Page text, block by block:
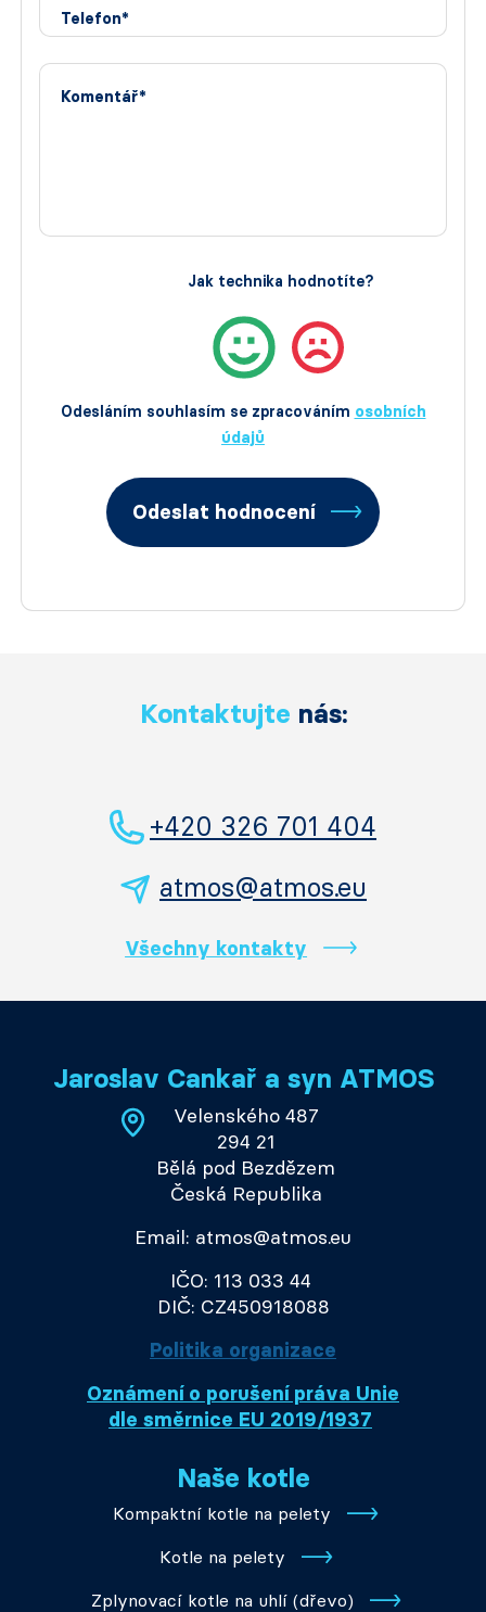
Telefon*
Komentář*
Odesláním souhlasím se zpracováním osobních
údajů
Jak technika hodnotíte?
Odeslat hodnocení
Kontaktujte nás:
+420 326 701 404
atmos@atmos.eu
Všechny kontakty
Jaroslav Cankař a syn ATMOS
Velenského 487
294 21
Bělá pod Bezdězem
Česká Republika
Email: atmos@atmos.eu
IČO: 113 033 44
DIČ: CZ450918088
Politika organizace
Oznámení o porušení práva Unie
dle směrnice EU 2019/1937
Naše kotle
Kompaktní kotle na pelety
Kotle na pelety
Zplynovací kotle na uhlí (dřevo)